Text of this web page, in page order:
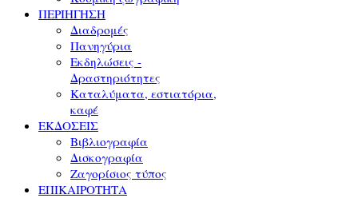
ΠΕΡΙΗΓΗΣΗ
Διαδρομές
Πανηγύρια
Εκδηλώσεις -
Δραστηριότητες
Καταλύματα, εστιατόρια,
καφέ
ΕΚΔΟΣΕΙΣ
Βιβλιογραφία
Δισκογραφία
Ζαγορίσιος τύπος
ΕΠΙΚΑΙΡΟΤΗΤΑ